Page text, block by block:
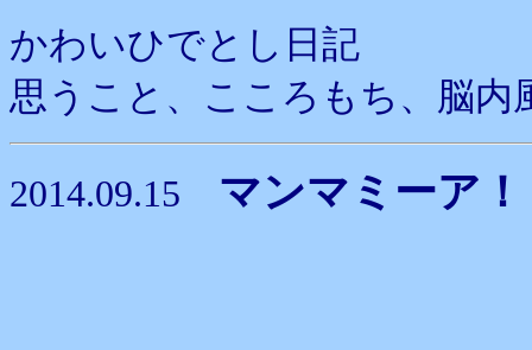
かわいひでとし日記
思うこと、こころもち、脳内
2014.09.15 マンマミーア！